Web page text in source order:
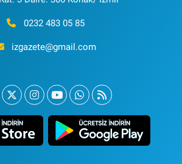
0232 483 05 85
izgazete@gmail.com